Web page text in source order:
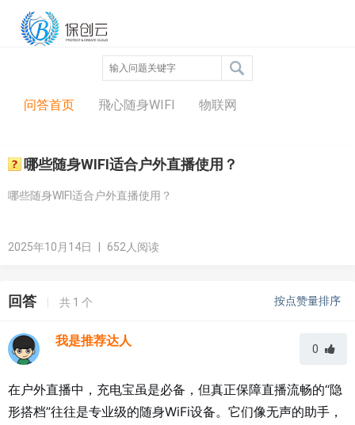
问答中心
问答首页 飛心随身WIFI 物联网
哪些随身WIFI适合户外直播使用？
哪些随身WIFI适合户外直播使用？
2025年10月14日 652人阅读
回答 | 共 1 个 按点赞量排序
我是推荐达人
0
在户外直播中，充电宝虽是必备，但真正保障直播流畅的“隐
形搭档”往往是专业级的随身WiFi设备。它们像无声的助手，